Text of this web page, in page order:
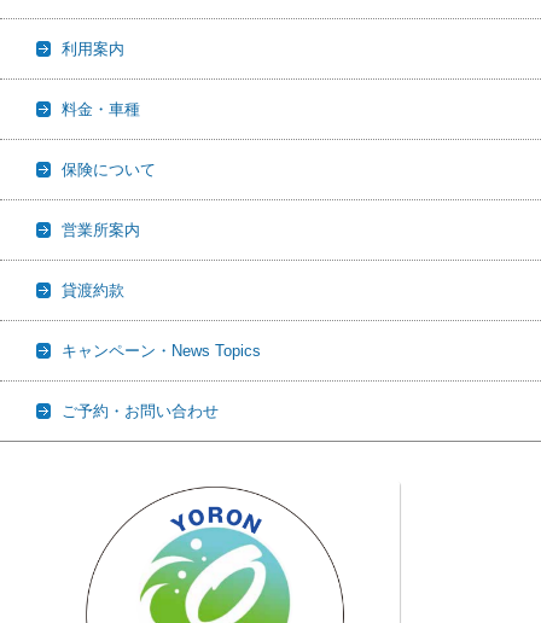
利用案内
料金・車種
保険について
営業所案内
貸渡約款
キャンペーン・News Topics
ご予約・お問い合わせ